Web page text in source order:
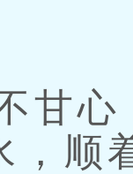
心
，顺